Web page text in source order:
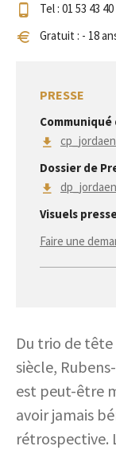
Tel : 01 53 43
Gratuit : - 18
PRESSE
Communiqué
Dossier de
Visuels
Faire une
Du trio de
siècle,
est peut-être
avoir jamais
rétrospective.